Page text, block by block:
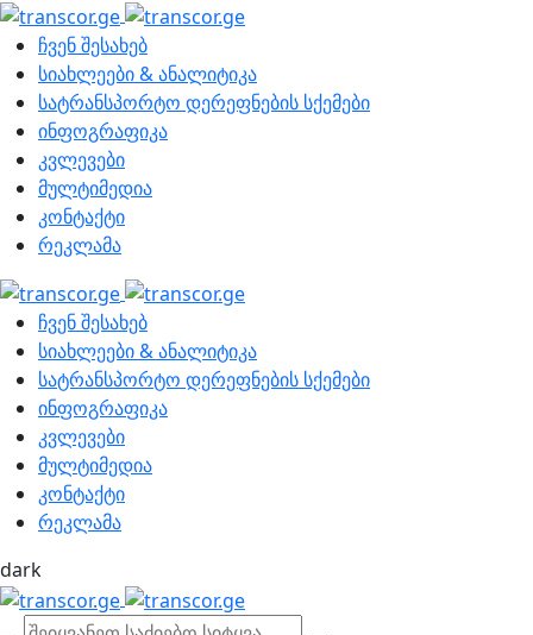
ჩვენ შესახებ
სიახლეები & ანალიტიკა
სატრანსპორტო დერეფნების სქემები
ინფოგრაფიკა
კვლევები
მულტიმედია
კონტაქტი
რეკლამა
ჩვენ შესახებ
სიახლეები & ანალიტიკა
სატრანსპორტო დერეფნების სქემები
ინფოგრაფიკა
კვლევები
მულტიმედია
კონტაქტი
რეკლამა
dark